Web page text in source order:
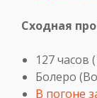
Сходная
127 часов
Болеро
В погоне